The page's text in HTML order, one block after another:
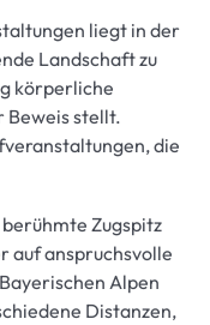
liegt in der
Landschaft zu
körperliche
Beweis stellt.
die
Zugspitz
auf anspruchsvolle
Alpen
Distanzen,